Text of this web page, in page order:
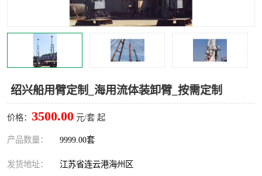
绍兴船用臂定制_海用流体装卸臂_按需定制
价格： 3500.00 元/套 起
产品数量： 9999.00套
发货地址： 江苏省连云港海州区
低温鹤管
浮动出油装置 鹤管